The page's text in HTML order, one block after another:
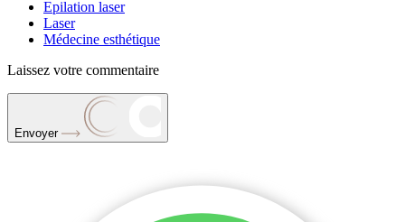
Epilation laser
Laser
Médecine esthétique
Laissez votre commentaire
Envoyer